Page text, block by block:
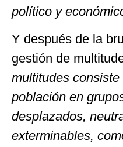
político y
Y después de la
gestión de
multitudes
población en
desplazados,
exterminables,